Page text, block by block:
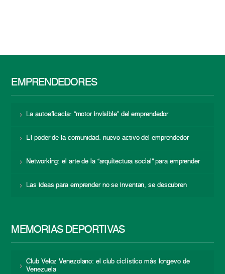
EMPRENDEDORES
La autoeficacia: “motor invisible” del emprendedor
El poder de la comunidad: nuevo activo del emprendedor
Networking: el arte de la “arquitectura social” para emprender
Las ideas para emprender no se inventan, se descubren
MEMORIAS DEPORTIVAS
Club Veloz Venezolano: el club ciclístico más longevo de
Venezuela